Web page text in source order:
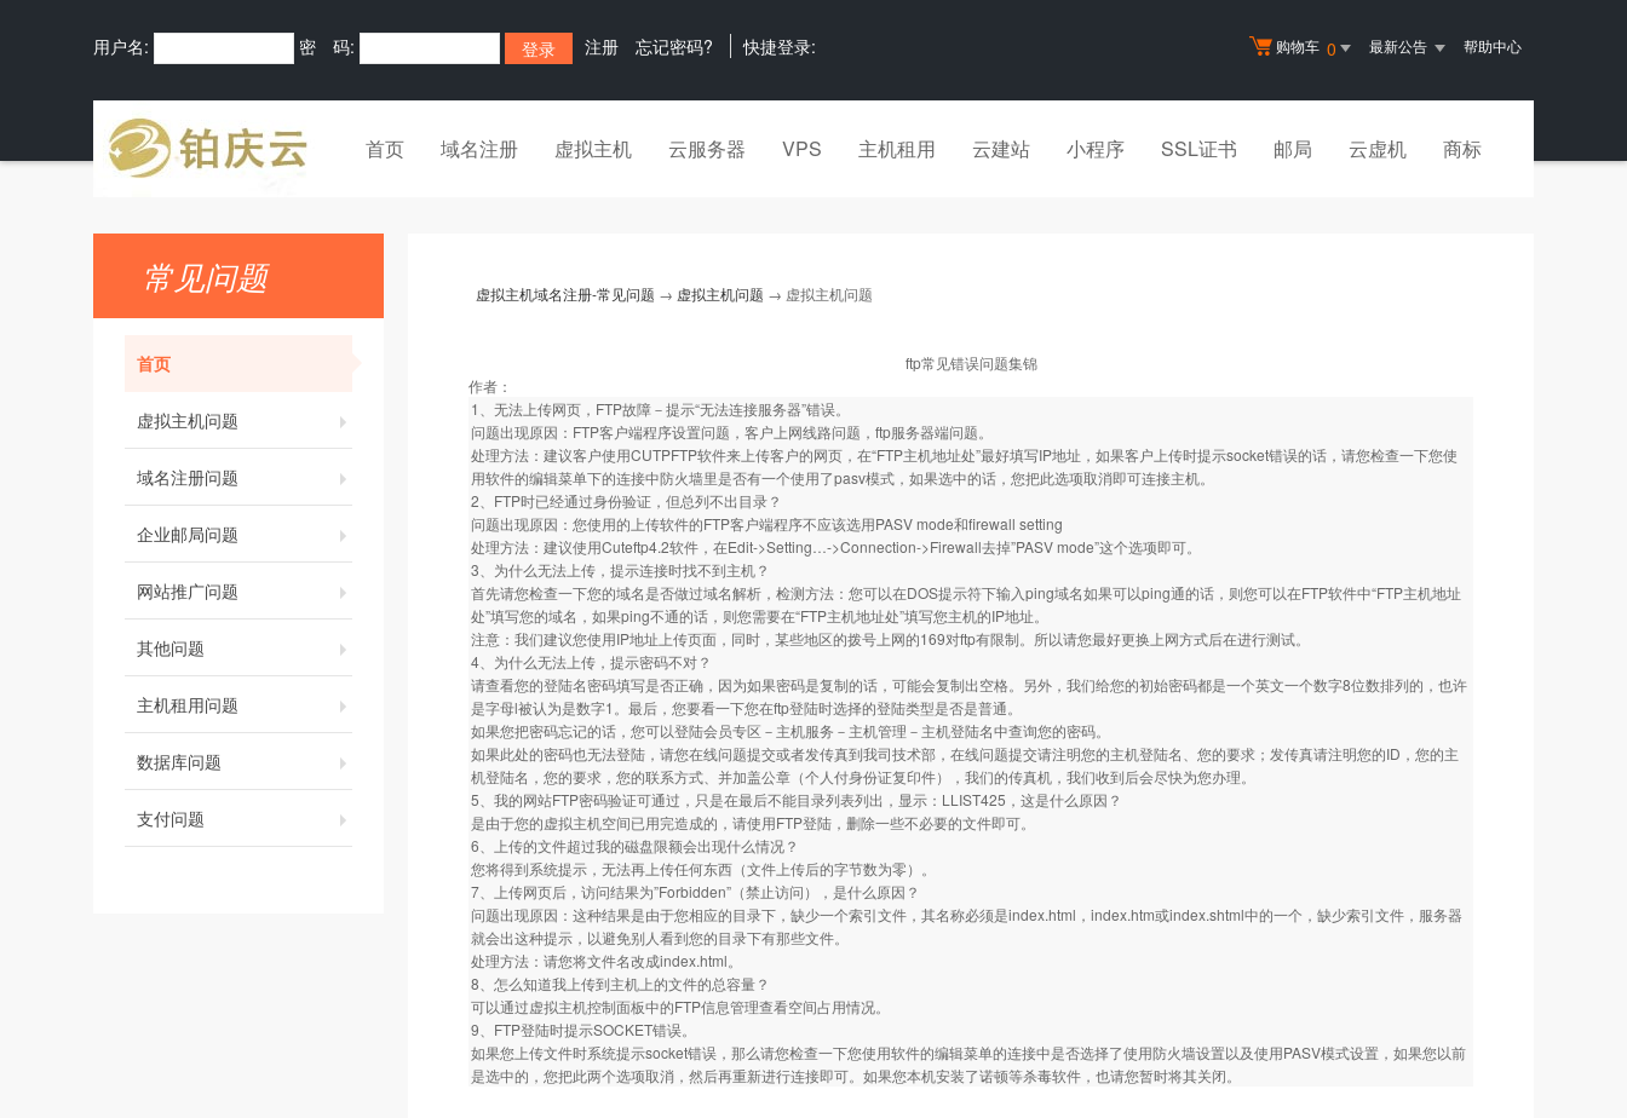
购物车 0 最新公告 帮助中心
用户名: 密 码: 注册 忘记密码? 快捷登录:
首页 域名注册 虚拟主机 云服务器 VPS 主机租用 云建站 小程序 SSL证书 邮局 云虚机 商标
常见问题
首页
虚拟主机问题
域名注册问题
企业邮局问题
网站推广问题
其他问题
主机租用问题
数据库问题
支付问题
虚拟主机域名注册-常见问题 → 虚拟主机问题 → 虚拟主机问题
ftp常见错误问题集锦
作者：
1、无法上传网页，FTP故障－提示“无法连接服务器”错误。
问题出现原因：FTP客户端程序设置问题，客户上网线路问题，ftp服务器端问题。
处理方法：建议客户使用CUTPFTP软件来上传客户的网页，在“FTP主机地址处”最好填写IP地址，如果客户上传时提示socket错误的话，请您检查一下您使
用软件的编辑菜单下的连接中防火墙里是否有一个使用了pasv模式，如果选中的话，您把此选项取消即可连接主机。
2、FTP时已经通过身份验证，但总列不出目录？
问题出现原因：您使用的上传软件的FTP客户端程序不应该选用PASV mode和firewall setting
处理方法：建议使用Cuteftp4.2软件，在Edit->Setting…->Connection->Firewall去掉”PASV mode”这个选项即可。
3、为什么无法上传，提示连接时找不到主机？
首先请您检查一下您的域名是否做过域名解析，检测方法：您可以在DOS提示符下输入ping域名如果可以ping通的话，则您可以在FTP软件中“FTP主机地址
处”填写您的域名，如果ping不通的话，则您需要在“FTP主机地址处”填写您主机的IP地址。
注意：我们建议您使用IP地址上传页面，同时，某些地区的拨号上网的169对ftp有限制。所以请您最好更换上网方式后在进行测试。
4、为什么无法上传，提示密码不对？
请查看您的登陆名密码填写是否正确，因为如果密码是复制的话，可能会复制出空格。另外，我们给您的初始密码都是一个英文一个数字8位数排列的，也许
是字母l被认为是数字1。最后，您要看一下您在ftp登陆时选择的登陆类型是否是普通。
如果您把密码忘记的话，您可以登陆会员专区－主机服务－主机管理－主机登陆名中查询您的密码。
如果此处的密码也无法登陆，请您在线问题提交或者发传真到我司技术部，在线问题提交请注明您的主机登陆名、您的要求；发传真请注明您的ID，您的主
机登陆名，您的要求，您的联系方式、并加盖公章（个人付身份证复印件），我们的传真机，我们收到后会尽快为您办理。
5、我的网站FTP密码验证可通过，只是在最后不能目录列表列出，显示：LLIST425，这是什么原因？
是由于您的虚拟主机空间已用完造成的，请使用FTP登陆，删除一些不必要的文件即可。
6、上传的文件超过我的磁盘限额会出现什么情况？
您将得到系统提示，无法再上传任何东西（文件上传后的字节数为零）。
7、上传网页后，访问结果为”Forbidden”（禁止访问），是什么原因？
问题出现原因：这种结果是由于您相应的目录下，缺少一个索引文件，其名称必须是index.html，index.htm或index.shtml中的一个，缺少索引文件，服务器
就会出这种提示，以避免别人看到您的目录下有那些文件。
处理方法：请您将文件名改成index.html。
8、怎么知道我上传到主机上的文件的总容量？
可以通过虚拟主机控制面板中的FTP信息管理查看空间占用情况。
9、FTP登陆时提示SOCKET错误。
如果您上传文件时系统提示socket错误，那么请您检查一下您使用软件的编辑菜单的连接中是否选择了使用防火墙设置以及使用PASV模式设置，如果您以前
是选中的，您把此两个选项取消，然后再重新进行连接即可。如果您本机安装了诺顿等杀毒软件，也请您暂时将其关闭。